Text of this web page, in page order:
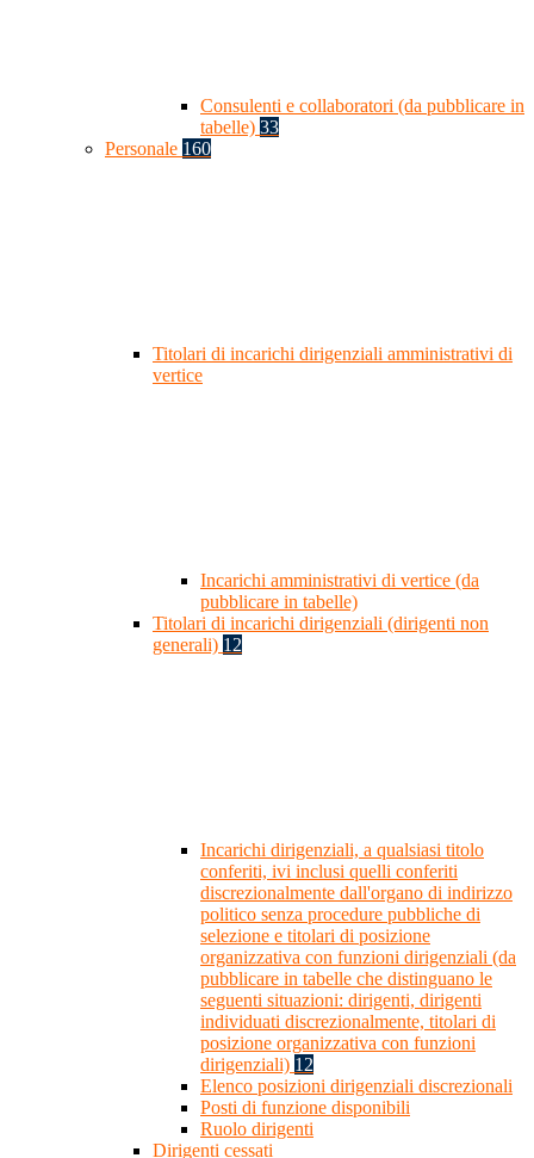
Consulenti e collaboratori (da pubblicare in
tabelle) 33
Personale 160
Titolari di incarichi dirigenziali amministrativi di
vertice
Incarichi amministrativi di vertice (da
pubblicare in tabelle)
Titolari di incarichi dirigenziali (dirigenti non
generali) 12
Incarichi dirigenziali, a qualsiasi titolo
conferiti, ivi inclusi quelli conferiti
discrezionalmente dall'organo di indirizzo
politico senza procedure pubbliche di
selezione e titolari di posizione
organizzativa con funzioni dirigenziali (da
pubblicare in tabelle che distinguano le
seguenti situazioni: dirigenti, dirigenti
individuati discrezionalmente, titolari di
posizione organizzativa con funzioni
dirigenziali) 12
Elenco posizioni dirigenziali discrezionali
Posti di funzione disponibili
Ruolo dirigenti
Dirigenti cessati